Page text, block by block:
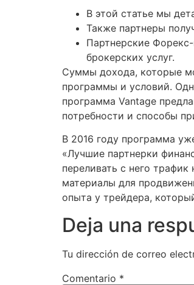
В этой статье мы
Также партнеры
Партнерские
брокерских услуг.
Суммы дохода, которые
программы и условий.
программа Vantage
потребности и способы
В 2016 году программа
«Лучшие партнерки
переливать с него
материалы для
опыта у трейдера,
Deja una
Tu dirección de correo
Comentario *